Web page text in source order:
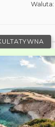
Waluta: